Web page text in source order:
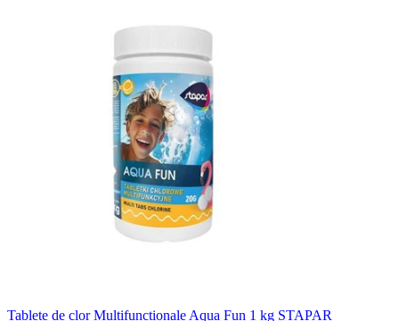
Tablete de clor Multifuncționale Aqua Fun 1 kg STAPAR